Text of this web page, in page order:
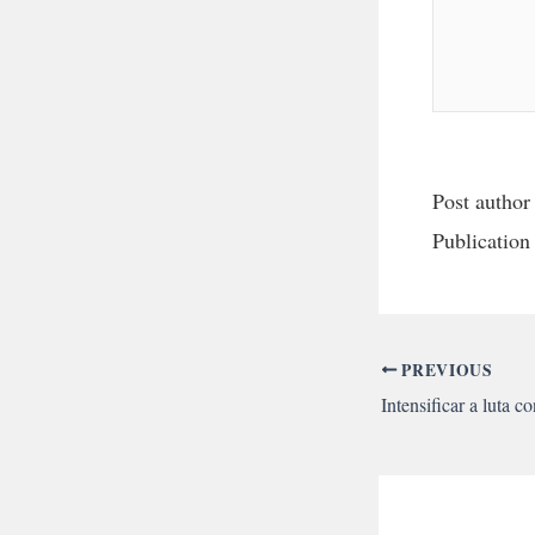
Post author
PREVIOUS